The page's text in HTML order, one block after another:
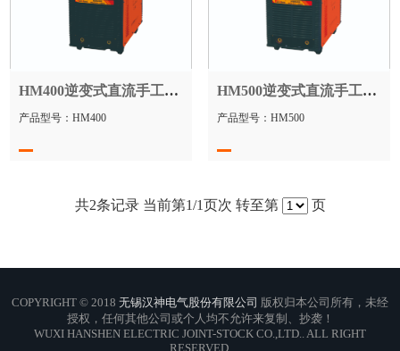
HM400逆变式直流手工弧焊机
产品型号：HM400
HM500逆变式直流手工焊机
产品型号：HM500
共2条记录 当前第1/1页次 转至第 页
COPYRIGHT © 2018 无锡汉神电气股份有限公司 版权归本公司所有，未经
授权，任何其他公司或个人均不允许来复制、抄袭！
WUXI HANSHEN ELECTRIC JOINT-STOCK CO.,LTD.. ALL RIGHT
RESERVED.